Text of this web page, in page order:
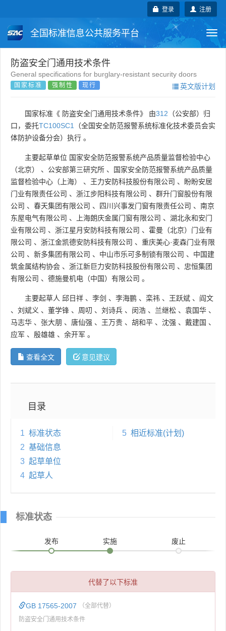
注册
登录
全国标准信息公共服务平台
国家标准 行业标准
团体标准 国际标准
国外标准 技术委员会
防盗安全门通用技术条件
General specifications for burglary-resistant security doors
国家标准 强制性 现行 英文版计划
国家标准《 防盗安全门通用技术条件》 由312 （公安部）归
口，委托TC100SC1
（全国安全防范报警系统标准化技术委员会实
体防护设备分会）执行 。
主要起草单位 国家安全防范报警系统产品质量监督检验中心
（北京）
、 公安部第三研究所 、
国家安全防范报警系统产品质量
监督检验中心（上海）
、 王力安防科技股份有限公司 、
盼盼安居
门业有限责任公司 、 浙江步阳科技有限公司 、 群升门窗股份有限
公司 、 春天集团有限公司 、 四川兴事发门窗有限责任公司 、 南京
东屋电气有限公司 、 上海朗庆金属门窗有限公司 、 湖北永和安门
业有限公司 、 浙江星月安防科技有限公司 、 霍曼（北京）门业有
限公司 、 浙江金凯德安防科技有限公司 、 重庆美心·麦森门业有限
公司 、 新多集团有限公司 、 中山市乐可多制锁有限公司 、 中国建
筑金属结构协会 、 浙江新巨力安防科技股份有限公司 、 忠恒集团
有限公司 、 德施曼机电（中国）有限公司 。
主要起草人 邱日祥 、 李剑 、 李海鹏 、 栾祎 、 王跃斌 、 阎文
、 刘斌义 、 董学锋 、 周叨 、 刘诗兵 、 闵浩 、 兰继松 、 袁国华 、
马志华 、 张大朋 、 唐仙强 、 王万贵 、 胡和平 、 沈强 、 戴建国 、
应军 、 殷雄雄 、 余开军 。
查看全文 意见建议
目录
1 标准状态
2 基础信息
3 起草单位
4 起草人
5 相近标准(计划)
标准状态
发布 实施 废止
代替了以下标准
GB 17565-2007 （全部代替）
防盗安全门通用技术条件